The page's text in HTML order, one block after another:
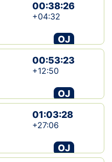
00:38:26
+04:32
OJ
00:53:23
+12:50
OJ
01:03:28
+27:06
OJ